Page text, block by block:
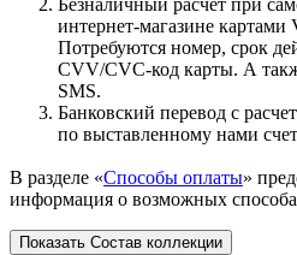
интернет-магазине
Потребуются номер, срок
CVV/CVC-код карты. А
SMS.
Банковский перевод с
по выставленному нами
В разделе «Способы оплаты»
информация о возможных
Показать Состав коллекции